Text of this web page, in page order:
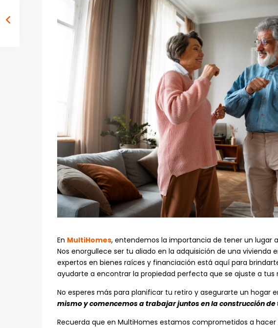
En MultiHomes, entendemos la importancia de tener un lugar
Nos enorgullece ser tu aliado en la adquisición de una vivienda
expertos en bienes raíces y financiación está aquí para
ayudarte a encontrar la propiedad perfecta que se ajuste a tus
No esperes más para planificar tu retiro y asegurarte un hogar
mismo y comencemos a trabajar juntos en la construcción
Recuerda que en MultiHomes estamos comprometidos a